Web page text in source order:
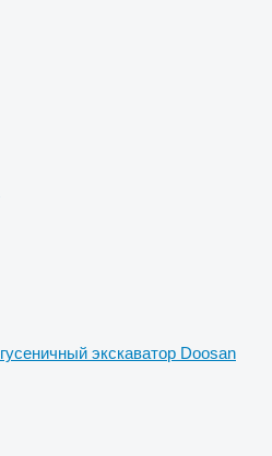
гусеничный экскаватор Doosan